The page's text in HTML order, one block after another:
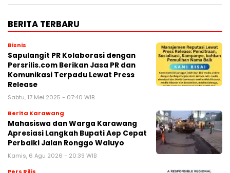
BERITA TERBARU
Bisnis
Sapulangit PR Kolaborasi dengan
Persrilis.com Berikan Jasa PR dan
Komunikasi Terpadu Lewat Press
Release
Sabtu, 17 Mei 2025 - 07:40 WIB
Berita Karawang
Mahasiswa dan Warga Karawang
Apresiasi Langkah Bupati Aep Cepat
Perbaiki Jalan Ronggo Waluyo
Kamis, 6 Agu 2026 - 20:39 WIB